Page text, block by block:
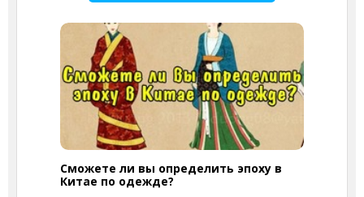
Сможете ли вы определить эпоху в
Китае по одежде?